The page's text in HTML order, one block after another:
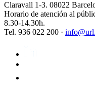
Claravall 1-3. 08022
Horario de atención al
8.30-14.30h.
Tel. 936 022 200 ·